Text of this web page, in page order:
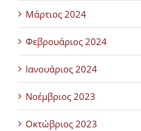
Μάρτιος 2024
Φεβρουάριος 2024
Ιανουάριος 2024
Νοέμβριος 2023
Οκτώβριος 2023